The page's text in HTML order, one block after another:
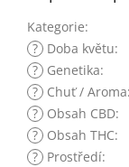
Kategorie:
? Doba květu:
? Genetika:
? Chuť / Aroma:
? Obsah CBD:
? Obsah THC:
? Prostředí: